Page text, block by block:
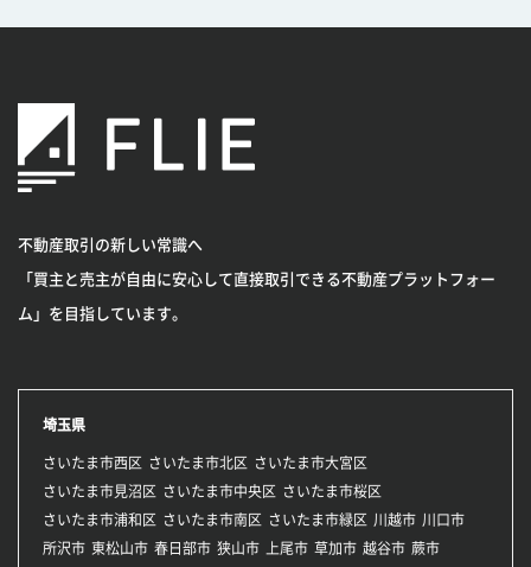
不動産取引の新しい常識へ
「買主と売主が自由に安心して直接取引できる不動産プラットフォー
ム」を目指しています。
埼玉県
さいたま市西区 さいたま市北区
さいたま市大宮区
さいたま市見沼区
さいたま市中央区
さいたま市桜区
さいたま市浦和区
さいたま市南区 さいたま市緑区 川越市 川口市
所沢市 東松山市 春日部市 狭山市 上尾市 草加市 越谷市 蕨市